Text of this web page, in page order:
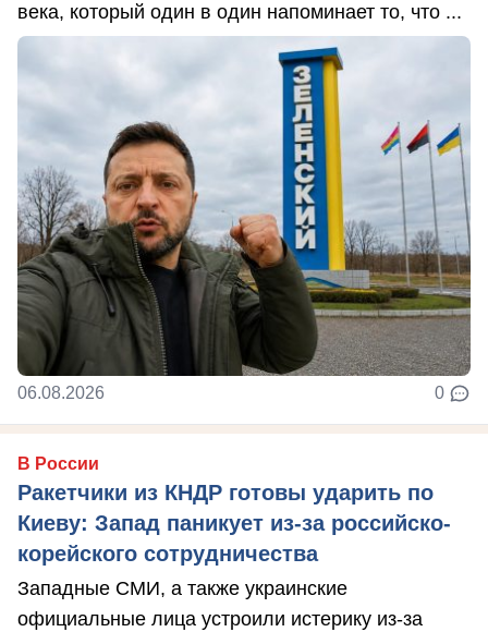
века, который один в один напоминает то, что ...
06.08.2026 0
В России
Ракетчики из КНДР готовы ударить по
Киеву: Запад паникует из-за российско-
корейского сотрудничества
Западные СМИ, а также украинские
официальные лица устроили истерику из-за